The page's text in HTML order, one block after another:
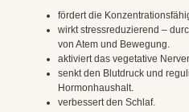
fördert die
wirkt stressreduzierend –
von Atem und Bewegung.
aktiviert das vegetative
senkt den Blutdruck und
Hormonhaushalt.
verbessert den Schlaf.